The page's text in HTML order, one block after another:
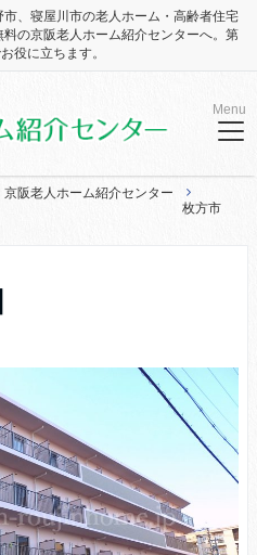
、寝屋川市の老人ホーム・高齢者住宅
の京阪老人ホーム紹介センターへ。第
役に立ちます。
Menu
阪老人ホーム紹介センター
枚方市